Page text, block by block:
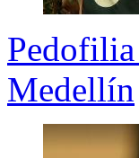
Medellín